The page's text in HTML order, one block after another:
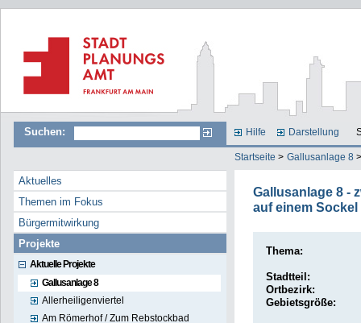
Suchen: Hilfe Darstellung
Startseite > Gallusanlage 8
Aktuelles
Themen im Fokus
Bürgermitwirkung
Projekte
Aktuelle Projekte
Gallusanlage 8
Allerheiligenviertel
Am Römerhof / Zum Rebstockbad
Gallusanlage 8 -
auf einem
Thema:
Stadtteil:
Ortbezirk:
Gebietsgröße: